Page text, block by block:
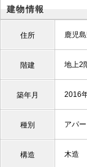
建物情報
住所 鹿児
階建 地上2
築年月 2016
種別 アパー
構造 木造